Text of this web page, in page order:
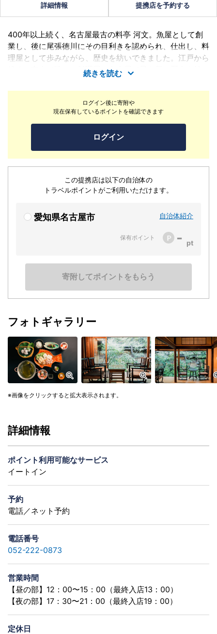
ログイン後に寄附や
現在保有しているポイントを確認できます
ログイン
この提携店は以下の自治体の
トラベルポイントがご利用いただけます。
愛知県名古屋市 自治体紹介
保有ポイント -
寄附してポイントをもらう
詳細情報 提携店を予約する
400年以上続く、名古屋最古の料亭 河文。魚屋として創
業し、後に尾張徳川にその目利きを認められ、仕出し、料
理屋として歩みながら、歴史を紡いできました。江戸から
続く、市内で唯一の料理屋。名古屋で最も長い歴史を持ち
ます。受け継がれる伝統を大切に、時代に合わせて挑戦し
ながら、新しい文化を生み出しています。河文には、個
室、板前を目の前に料理を楽しむカウンター割烹、茶房が
ございます。お出迎えからお食事、お帰りまで心地よくお
過ごしいただけるよう、おもてなしいたします。
続きを読む
フォトギャラリー
画像をクリックすると拡大表示されます。
詳細情報
ポイント利用可能なサービス
イートイン
予約
電話／ネット予約
電話番号
052-222-0873
営業時間
【昼の部】12：00〜15：00（最終入店13：00）
【夜の部】17：30〜21：00（最終入店19：00）
定休日